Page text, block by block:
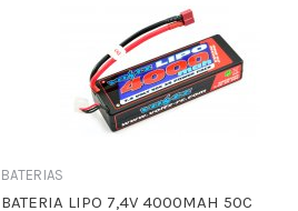
BATERIAS
BATERIA LIPO 7,4V 4000MAH 50C